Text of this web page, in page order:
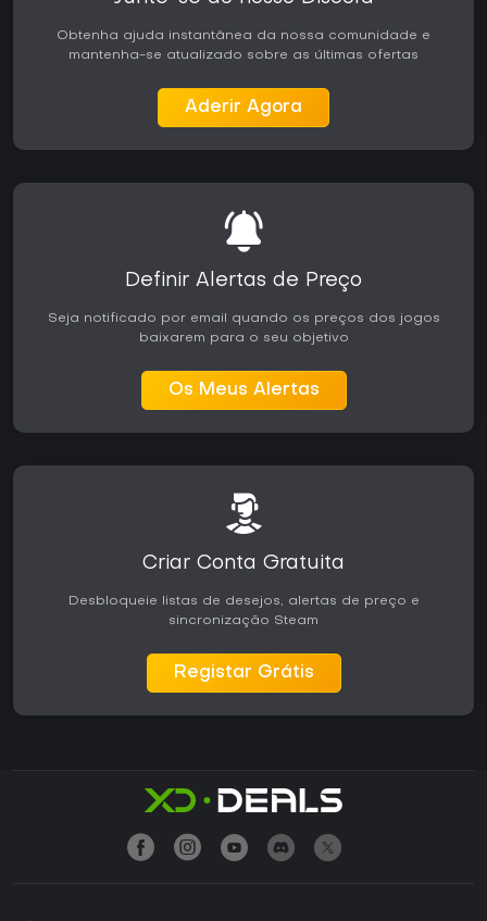
Obtenha ajuda instantânea da nossa comunidade e
mantenha-se atualizado sobre as últimas ofertas
Aderir Agora
Definir Alertas de Preço
Seja notificado por email quando os preços dos jogos
baixarem para o seu objetivo
Os Meus Alertas
Criar Conta Gratuita
Desbloqueie listas de desejos, alertas de preço e
sincronização Steam
Registar Grátis